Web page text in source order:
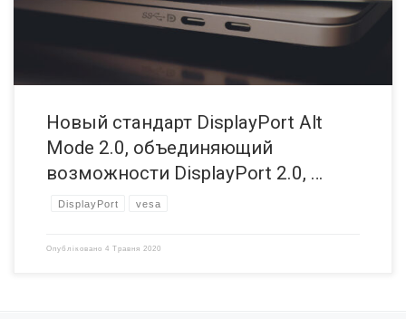
представлен в середине 2019 года […]
Новый стандарт DisplayPort Alt
Mode 2.0, объединяющий
возможности DisplayPort 2.0, …
DisplayPort vesa
Опубліковано 4 Травня 2020